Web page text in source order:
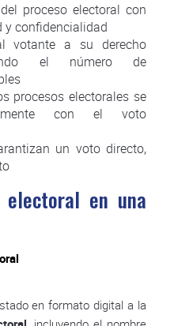
proceso electoral con
y confidencialidad
votante a su derecho
el número de
procesos electorales se
con el voto
un voto directo,
electoral en una
en formato digital a la